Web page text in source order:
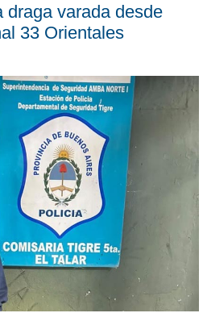
draga varada desde
33 Orientales